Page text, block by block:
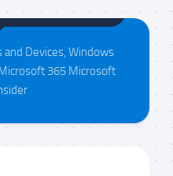
Silva
Devices, Windows
365 Microsoft